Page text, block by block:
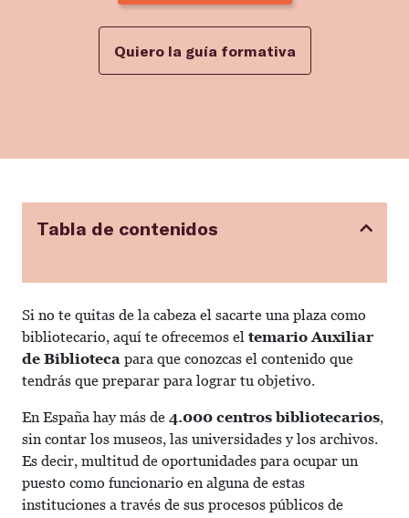
Quiero la guía formativa
Tabla de contenidos
Si no te quitas de la cabeza el sacarte una plaza como
bibliotecario, aquí te ofrecemos el temario Auxiliar
de Biblioteca para que conozcas el contenido que
tendrás que preparar para lograr tu objetivo.
En España hay más de 4.000 centros bibliotecarios,
sin contar los museos, las universidades y los archivos.
Es decir, multitud de oportunidades para ocupar un
puesto como funcionario en alguna de estas
instituciones a través de sus procesos públicos de